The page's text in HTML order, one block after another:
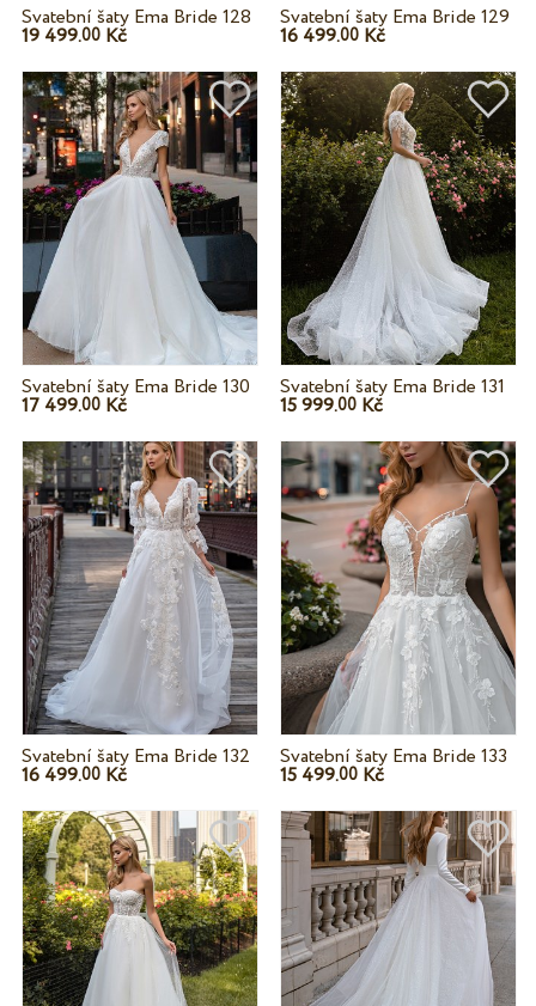
Svatební šaty Ema Bride 128
19 499.00Kč
Svatební šaty Ema Bride 129
16 499.00 Kč
Svatební šaty Ema Bride 130
17 499.00Kč
Svatební šaty Ema Bride 131
15 999.00 Kč
Svatební šaty Ema Bride 132
16 499.00Kč
Svatební šaty Ema Bride 133
15 499.00 Kč